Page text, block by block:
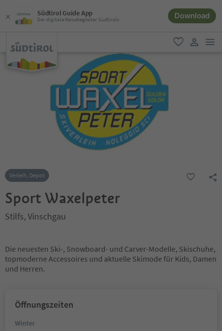
Südtirol Guide App
Der digitale Reisebegleiter Südtirols Download
favorit
Verleih, Depot
Sport Waxelpeter
Stilfs, Vinschgau
Die neuesten Ski-, Snowboard- und Carver-Modelle, Skischuhe,
topmoderne Accessoires und aktuelle Skimode für Kids, Damen
und Herren.
Öffnungszeiten
Winter